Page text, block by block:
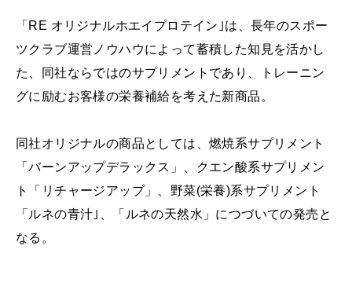
「RE オリジナルホエイプロテイン｣は、長年のスポー
ツクラブ運営ノウハウによって蓄積した知見を活かし
た、同社ならではのサプリメントであり、トレーニン
グに励むお客様の栄養補給を考えた新商品。
同社オリジナルの商品としては、燃焼系サプリメント
「バーンアップデラックス」、クエン酸系サプリメン
ト「リチャージアップ」、野菜(栄養)系サプリメント
「ルネの青汁｣、「ルネの天然水」につづいての発売と
なる。